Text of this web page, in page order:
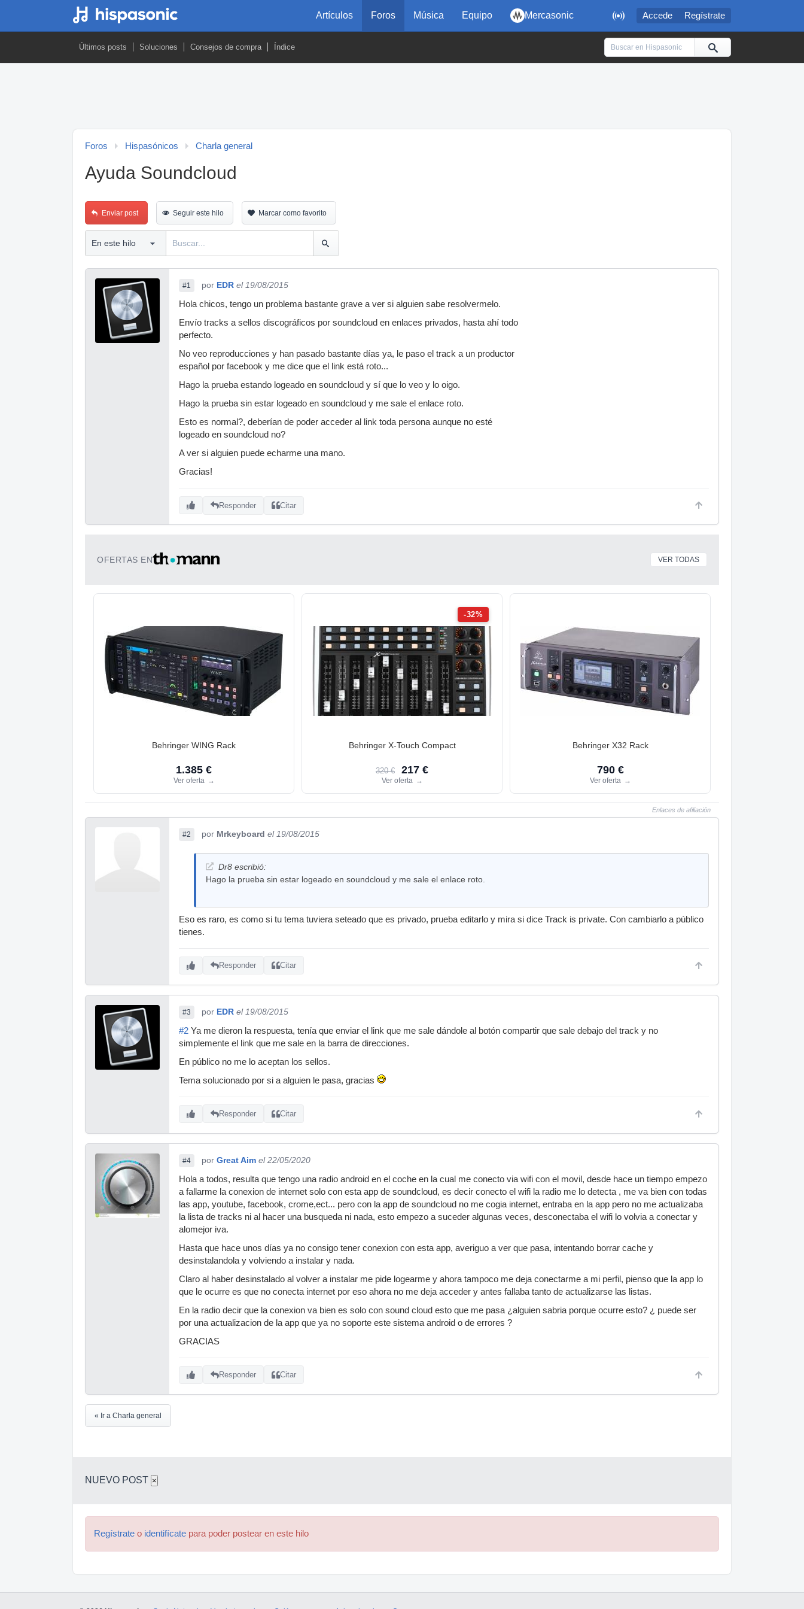
 Accede Regístrate
Artículos Foros Música Equipo Mercasonic
Últimos posts Soluciones Consejos de compra Índice
Foros Hispasónicos Charla general
Ayuda Soundcloud
Enviar post Seguir este hilo Marcar como favorito
#1 por EDR el 19/08/2015
Hola chicos, tengo un problema bastante grave a ver si alguien sabe resolvermelo.
Envío tracks a sellos discográficos por soundcloud en enlaces privados, hasta ahí todo
perfecto.
No veo reproducciones y han pasado bastante días ya, le paso el track a un productor
español por facebook y me dice que el link está roto...
Hago la prueba estando logeado en soundcloud y sí que lo veo y lo oigo.
Hago la prueba sin estar logeado en soundcloud y me sale el enlace roto.
Esto es normal?, deberían de poder acceder al link toda persona aunque no esté
logeado en soundcloud no?
A ver si alguien puede echarme una mano.
Gracias!
Responder Citar
OFERTAS EN VER TODAS
Behringer WING Rack
1.385 €
Ver oferta →
-32%
Behringer X-Touch Compact
320 € 217 €
Ver oferta →
Behringer X32 Rack
790 €
Ver oferta →
Enlaces de afiliación
#2 por Mrkeyboard el 19/08/2015
Dr8 escribió:
Hago la prueba sin estar logeado en soundcloud y me sale el enlace roto.
Eso es raro, es como si tu tema tuviera seteado que es privado, prueba editarlo y mira si dice Track is private. Con cambiarlo a público
tienes.
Responder Citar
#3 por EDR el 19/08/2015
#2 Ya me dieron la respuesta, tenía que enviar el link que me sale dándole al botón compartir que sale debajo del track y no
simplemente el link que me sale en la barra de direcciones.
En público no me lo aceptan los sellos.
Tema solucionado por si a alguien le pasa, gracias
Responder Citar
#4 por Great Aim el 22/05/2020
Hola a todos, resulta que tengo una radio android en el coche en la cual me conecto via wifi con el movil, desde hace un tiempo empezo
a fallarme la conexion de internet solo con esta app de soundcloud, es decir conecto el wifi la radio me lo detecta , me va bien con todas
las app, youtube, facebook, crome,ect... pero con la app de soundcloud no me cogia internet, entraba en la app pero no me actualizaba
la lista de tracks ni al hacer una busqueda ni nada, esto empezo a suceder algunas veces, desconectaba el wifi lo volvia a conectar y
alomejor iva.
Hasta que hace unos días ya no consigo tener conexion con esta app, averiguo a ver que pasa, intentando borrar cache y
desinstalandola y volviendo a instalar y nada.
Claro al haber desinstalado al volver a instalar me pide logearme y ahora tampoco me deja conectarme a mi perfil, pienso que la app lo
que le ocurre es que no conecta internet por eso ahora no me deja acceder y antes fallaba tanto de actualizarse las listas.
En la radio decir que la conexion va bien es solo con sound cloud esto que me pasa ¿alguien sabria porque ocurre esto? ¿ puede ser
por una actualizacion de la app que ya no soporte este sistema android o de errores ?
GRACIAS
Responder Citar
« Ir a Charla general
NUEVO POST ×
Regístrate o identifícate para poder postear en este hilo